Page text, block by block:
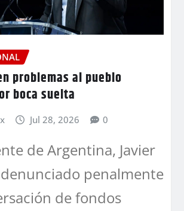
problemas al pueblo
boca suelta
Jul 28, 2026 0
de Argentina, Javier
penalmente
de fondos